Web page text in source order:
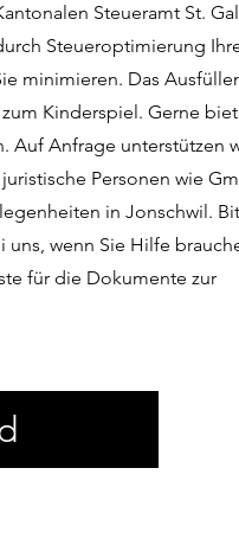
Steueramt St.
Steueroptimierung
minimieren. Das
Kinderspiel. Gerne
Auf Anfrage unterstützen
Personen wie
in Jonschwil.
wenn Sie Hilfe
für die Dokumente zur